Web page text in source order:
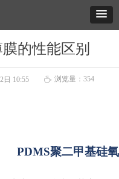
的性能区别
PDMS聚二甲基硅氧
日 10:55 ꄘ 浏览量： 354